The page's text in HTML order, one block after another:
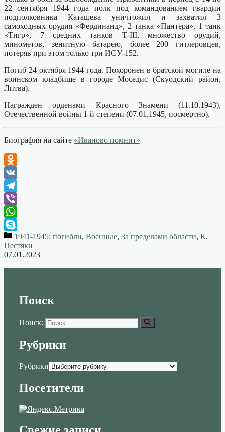
22 сентября 1944 года полк под командованием гвардии
подполковника Каташева уничтожил и захватил 3
самоходных орудия «Фердинанд», 2 танка «Пантера», 1 танк
«Тигр», 7 средних танков Т-III, множество орудий,
минометов, зенитную батарею, более 200 гитлеровцев,
потеряв при этом только три ИСУ-152.
Погиб 24 октября 1944 года. Похоронен в братской могиле на
воинском кладбище в городе Моседис (Скуодский район,
Литва).
Награжден орденами Красного Знамени (11.10.1943),
Отечественной войны 1-й степени (07.01.1945, посмертно).
Биография на сайте «Иваново помнит»
Odnoklassniki
VK
Telegram
Viber
WhatsApp
Skype1941-1945: погибли, Военные, За пределами области, К,
Пестяки
07.01.2023
Поиск
Поиск:
Рубрики
Рубрики
Посетители